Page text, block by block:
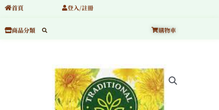
首頁 登入/註冊
商品分類 購物車